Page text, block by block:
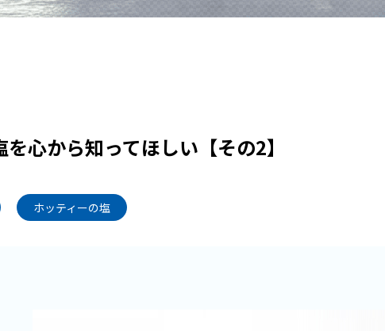
心から知ってほしい【その2】
ホッティーの塩